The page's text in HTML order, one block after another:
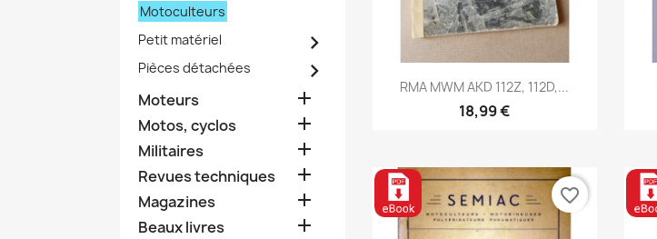
Motoculteurs
Petit matériel

Pièces détachées 
Moteurs 
Motos, cyclos 
Militaires 
Revues techniques 
Magazines 
Beaux livres 
Aperçu rapide
RMA MWM AKD 112Z, 112D,...
18,99 €
favorite_border